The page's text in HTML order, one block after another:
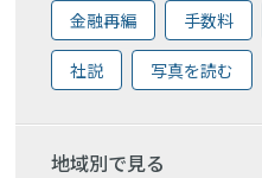
金融再編 手数料
社説 写真を読む
地域別で見る